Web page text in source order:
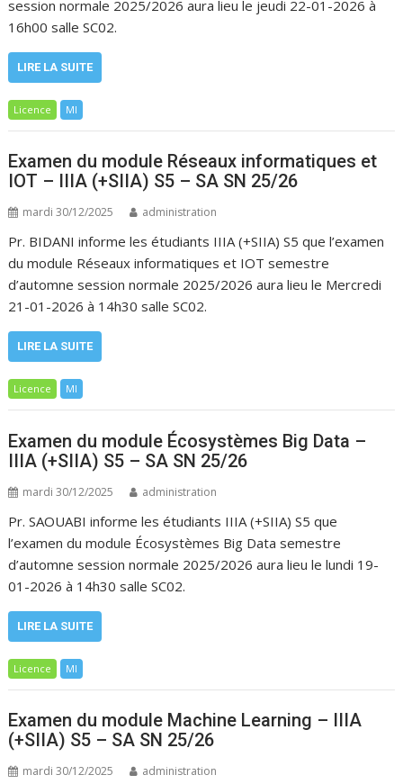
session normale 2025/2026 aura lieu le jeudi 22-01-2026 à
16h00 salle SC02.
LIRE LA SUITE
Licence MI
Examen du module Réseaux informatiques et
IOT – IIIA (+SIIA) S5 – SA SN 25/26
mardi 30/12/2025 administration
Pr. BIDANI informe les étudiants IIIA (+SIIA) S5 que l’examen
du module Réseaux informatiques et IOT semestre
d’automne session normale 2025/2026 aura lieu le Mercredi
21-01-2026 à 14h30 salle SC02.
LIRE LA SUITE
Licence MI
Examen du module Écosystèmes Big Data –
IIIA (+SIIA) S5 – SA SN 25/26
mardi 30/12/2025 administration
Pr. SAOUABI informe les étudiants IIIA (+SIIA) S5 que
l’examen du module Écosystèmes Big Data semestre
d’automne session normale 2025/2026 aura lieu le lundi 19-
01-2026 à 14h30 salle SC02.
LIRE LA SUITE
Licence MI
Examen du module Machine Learning – IIIA
(+SIIA) S5 – SA SN 25/26
mardi 30/12/2025 administration